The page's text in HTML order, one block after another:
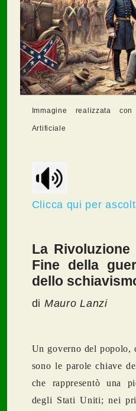
Immagine realizzata
Artificiale
Clicca qui per
La
Fine della
dello
di Mauro Lanzi
Un governo del popolo,
sono le parole chiave
che rappresentò una
degli Stati Uniti; nei